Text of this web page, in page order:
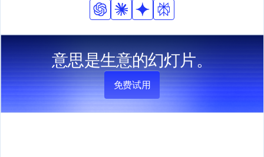
意思是生意的幻灯片。
免费试用